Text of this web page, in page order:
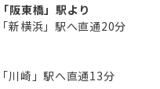
阪東橋」駅より
新横浜」駅へ直通20分
川崎」駅へ直通13分